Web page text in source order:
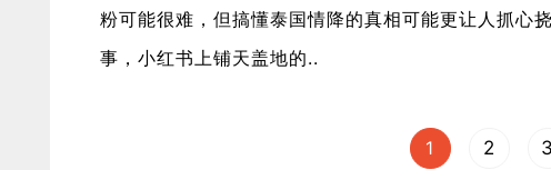
粉可能很难，但搞懂泰国情降的真相可能更让人抓
事，小红书上铺天盖地的..
1 2 3